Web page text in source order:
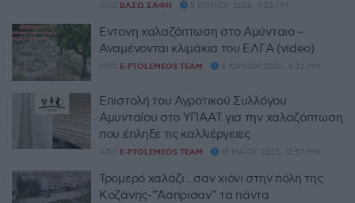
ΑΠΌ ΒΆΣΩ ΣΆΦΗ 5 ΙΟΥΝΊΟΥ 2026, 9:23 ΠΜ
Έντονη χαλαζόπτωση στο Αμύνταιο –
Αναμένονται κλιμάκια του ΕΛΓΑ (video)
ΑΠΌ E-PTOLEMEOS TEAM 4 ΙΟΥΝΊΟΥ 2026, 4:32 ΜΜ
Επιστολή του Αγροτικού Συλλόγου
Αμυνταίου στο ΥΠΑΑΤ για την χαλαζόπτωση
που έπληξε τις καλλιέργειες
ΑΠΌ E-PTOLEMEOS TEAM 15 ΜΑΪ́ΟΥ 2025, 12:57 ΜΜ
Τρομερό χαλάζι…σαν χιόνι στην πόλη της
Κοζάνης-“Άσπρισαν” τα πάντα